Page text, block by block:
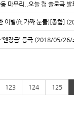
마무리..오늘 캡 솔로곡
이별(ft.가짜 눈물)[종합]
앤장금’ 등극 (2018/05/
123 124 125